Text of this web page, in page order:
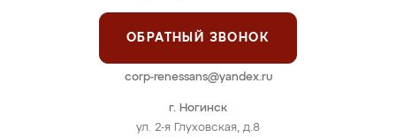
г. Ногинск
ул. 2-я Глуховская, д.8
ОБРАТНЫЙ ЗВОНОК
corp-renessans@yandex.ru